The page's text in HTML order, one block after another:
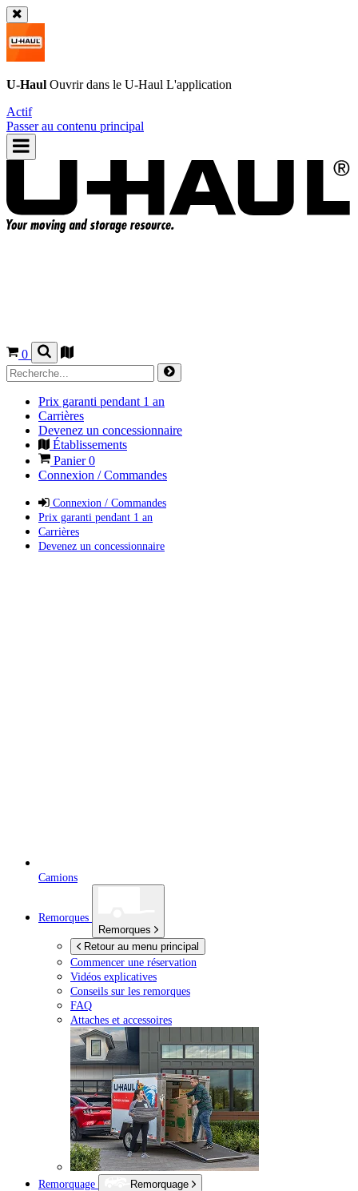
U-Haul Ouvrir dans le U-Haul L'application
Actif
Passer au contenu principal
0
Prix garanti pendant 1 an
Carrières
Devenez un concessionnaire
Établissements
Panier0
Connexion / Commandes
Connexion / Commandes
Prix garanti pendant 1 an
Carrières
Devenez un concessionnaire
Camions
Remorques
Remorques
Retour au menu principal
Commencer une réservation
Vidéos explicatives
Conseils sur les remorques
FAQ
Attaches et accessoires
Remorquage
Remorquage